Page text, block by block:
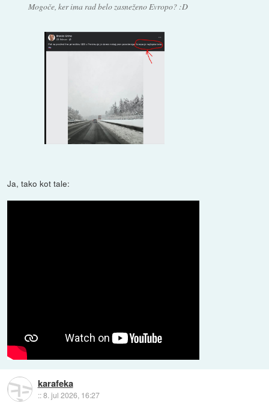
Mogoče, ker ima rad belo zasneženo Evropo? :D
Ja, tako kot tale:
karafeka
::8. jul 2026, 16:27